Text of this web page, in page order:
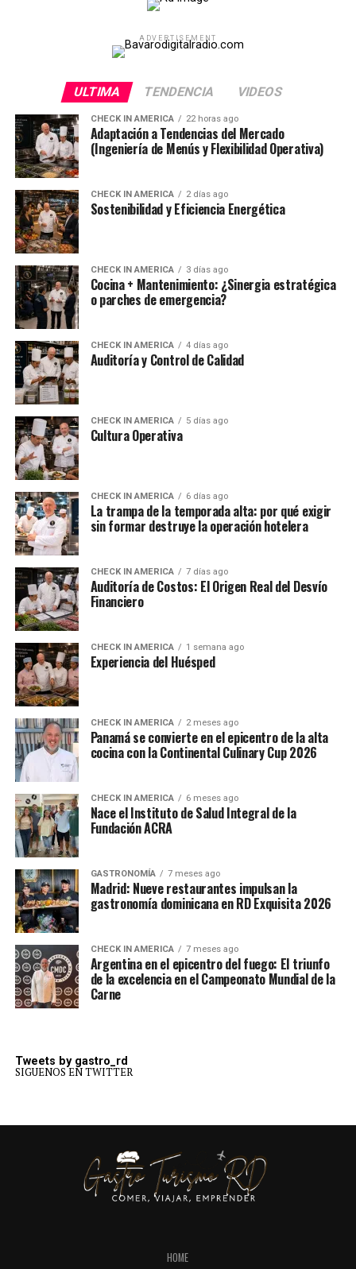
ADVERTISEMENT
ULTIMA TENDENCIA VIDEOS
CHECK IN AMERICA 22 horas ago
Adaptación a Tendencias del Mercado
(Ingeniería de Menús y Flexibilidad Operativa)
CHECK IN AMERICA 2 días ago
Sostenibilidad y Eficiencia Energética
CHECK IN AMERICA 3 días ago
Cocina + Mantenimiento: ¿Sinergia estratégica
o parches de emergencia?
CHECK IN AMERICA 4 días ago
Auditoría y Control de Calidad
CHECK IN AMERICA 5 días ago
Cultura Operativa
CHECK IN AMERICA 6 días ago
La trampa de la temporada alta: por qué exigir
sin formar destruye la operación hotelera
CHECK IN AMERICA 7 días ago
Auditoría de Costos: El Origen Real del Desvío
Financiero
CHECK IN AMERICA 1 semana ago
Experiencia del Huésped
CHECK IN AMERICA 2 meses ago
Panamá se convierte en el epicentro de la alta
cocina con la Continental Culinary Cup 2026
CHECK IN AMERICA 6 meses ago
Nace el Instituto de Salud Integral de la
Fundación ACRA
GASTRONOMÍA 7 meses ago
Madrid: Nueve restaurantes impulsan la
gastronomía dominicana en RD Exquisita 2026
CHECK IN AMERICA 7 meses ago
Argentina en el epicentro del fuego: El triunfo
de la excelencia en el Campeonato Mundial de la
Carne
Tweets by gastro_rd
SIGUENOS EN TWITTER
HOME